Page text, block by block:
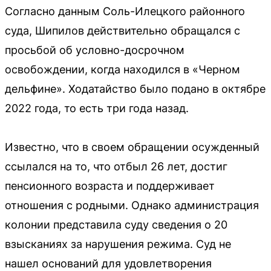
Согласно данным Соль-Илецкого районного
суда, Шипилов действительно обращался с
просьбой об условно-досрочном
освобождении, когда находился в «Черном
дельфине». Ходатайство было подано в октябре
2022 года, то есть три года назад.
Известно, что в своем обращении осужденный
ссылался на то, что отбыл 26 лет, достиг
пенсионного возраста и поддерживает
отношения с родными. Однако администрация
колонии представила суду сведения о 20
взысканиях за нарушения режима. Суд не
нашел оснований для удовлетворения